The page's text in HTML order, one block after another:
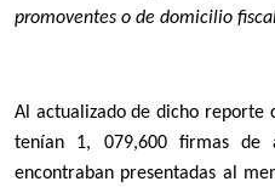
promoventes o de domicilio
Al actualizado de dicho reporte
tenían 1, 079,600 firmas
encontraban presentadas al